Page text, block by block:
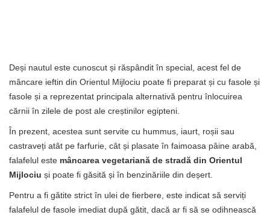
Deși nautul este cunoscut și răspândit în special, acest fel de
mâncare ieftin din Orientul Mijlociu poate fi preparat și cu fasole și
fasole și a reprezentat principala alternativă pentru înlocuirea
cărnii în zilele de post ale creștinilor egipteni.
În prezent, acestea sunt servite cu hummus, iaurt, roșii sau
castraveți atât pe farfurie, cât și plasate în faimoasa pâine arabă,
falafelul este mâncarea vegetariană de stradă din Orientul
Mijlociu și poate fi găsită și în benzinăriile din deșert.
Pentru a fi gătite strict în ulei de fierbere, este indicat să serviți
falafelul de fasole imediat după gătit, dacă ar fi să se odihnească